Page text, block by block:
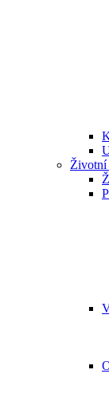
Životní